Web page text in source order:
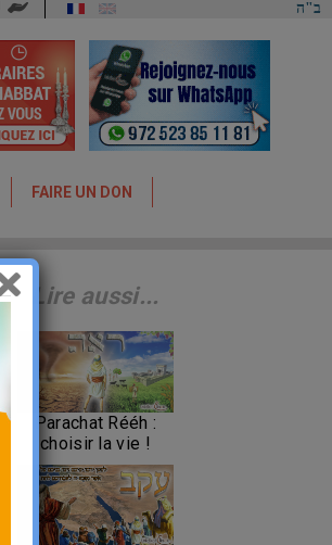
ב"ה
FAIRE UN DON
Lire aussi...
Parachat Rééh :
choisir la vie !